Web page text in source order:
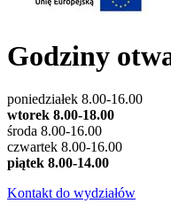
Godziny
poniedziałek 8.00-16.00
wtorek 8.00-18.00
środa 8.00-16.00
czwartek 8.00-16.00
piątek 8.00-14.00
Kontakt do wydziałów